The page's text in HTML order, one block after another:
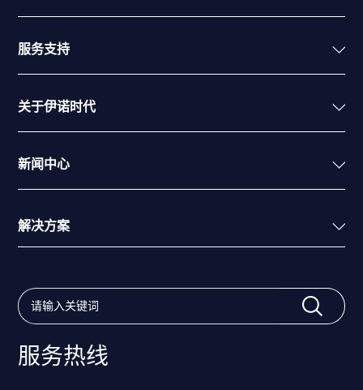
服务支持
关于伊诺时代
新闻中心
解决方案
服务热线